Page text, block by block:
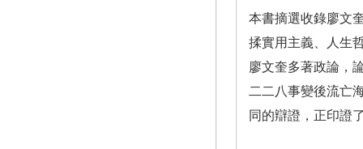
本書摘選收錄廖文
揉實用主義、人生
廖文奎多著政論，
二二八事變後流亡
同的辯證，正印證